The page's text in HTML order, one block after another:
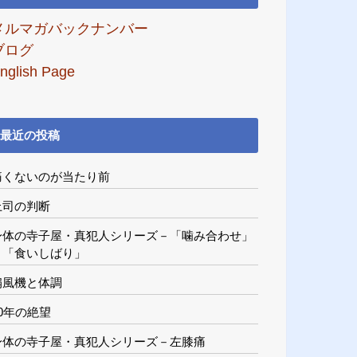
ルマガバックナンバー
ログ
Page
最近の投稿
くないのが当たり前
司の判断
の寺子屋・真犯人シリーズ－「噛み合わせ」
食いしばり」
風機と体調
年の絶望
体の寺子屋・真犯人シリーズ－左膝痛